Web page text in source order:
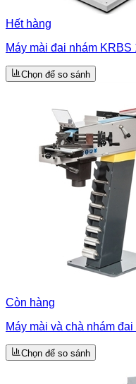
Hết hàng
Máy mài đai nhám KRBS
Chọn để so sánh
Còn hàng
Máy mài và chà nhám
Chọn để so sánh